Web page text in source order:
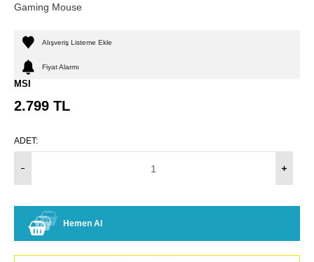
Gaming Mouse
Alışveriş Listeme Ekle
Fiyat Alarmı
MSI
2.799 TL
ADET:
Hemen Al